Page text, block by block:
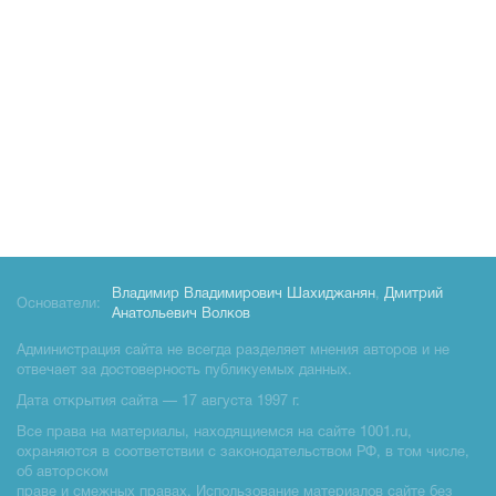
Основатели:
Владимир Владимирович Шахиджанян, Дмитрий
Анатольевич Волков
Администрация сайта не всегда разделяет мнения авторов и не
отвечает за достоверность публикуемых данных.
Дата открытия сайта — 17 августа 1997 г.
Все права на материалы, находящиемся на сайте 1001.ru,
охраняются в соответствии с законодательством РФ, в том числе,
об авторском
праве и смежных правах. Использование материалов сайте без